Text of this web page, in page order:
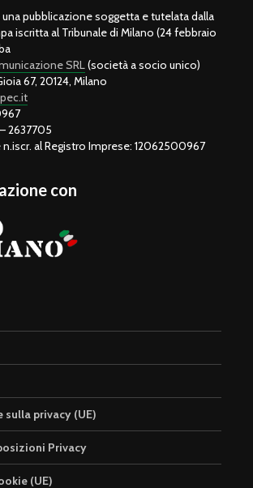
pubblicazione soggetta e tutelata dalla
iscritta al Tribunale di Milano (24 febbraio
SRL(società a socio unico)
67, 20124, Milano
2637705
al Registro Imprese: 12062500967
con
sulla privacy (UE)
Privacy
(UE)